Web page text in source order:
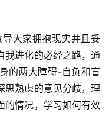
大家拥抱现实并且妥
我进化的必经之路，通
的两大障碍-自负和盲
思熟虑的意见分歧，理
的情况，学习如何有效